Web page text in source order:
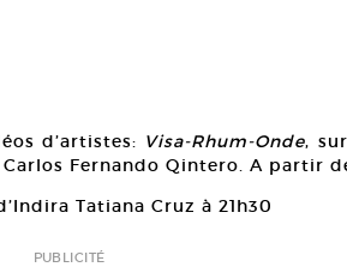
d’artistes: Visa-Rhum-Onde,
Fernando Qintero. A partir
Tatiana Cruz à 21h30
PUBLICITÉ